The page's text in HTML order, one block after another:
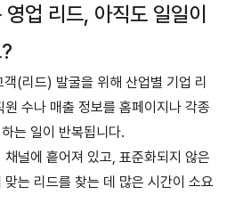
업 리드, 아직도 일일이
(리드) 발굴을 위해 산업별 기업 리
수나 매출 정보를 홈페이지나 각종
는 일이 반복됩니다.
널에 흩어져 있고, 표준화되지 않은
는 리드를 찾는 데 많은 시간이 소요